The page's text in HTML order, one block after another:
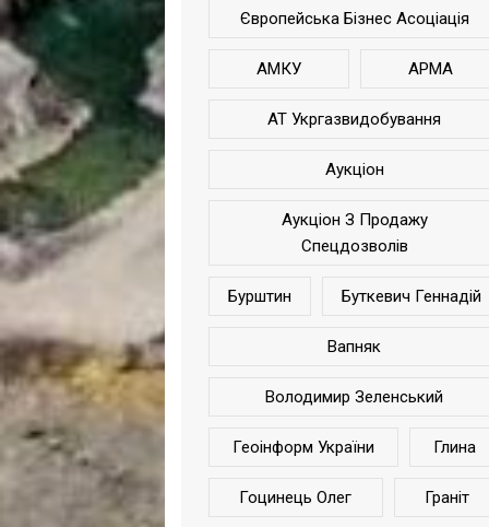
Європейська Бізнес Асоціація
АМКУ АРМА
АТ Укргазвидобування
Аукціон
Аукціон З Продажу
Спецдозволів
Бурштин Буткевич Геннадій
Вапняк
Володимир Зеленський
Геоінформ України Глина
Гоцинець Олег Граніт